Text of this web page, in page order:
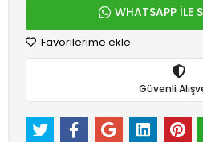
WHATSAPP İLE
Favorilerime ekle
Güvenli